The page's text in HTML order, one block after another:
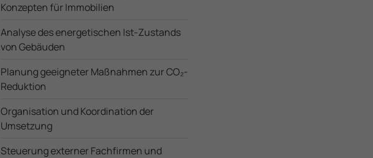
Konzepten für Immobilien
Analyse des energe­tischen Ist-Zustands
von Gebäuden
Planung geeigneter Maßnahmen zur CO₂-
Reduktion
Organisation und Koordination der
Umsetzung
Steuerung externer Fachfirmen und